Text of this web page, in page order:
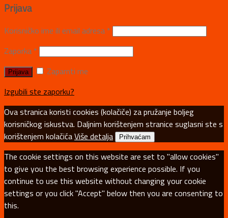
Prijava
Korisničko ime ili email adresa *
Zaporka *
Zapamti me
Izgubili ste zaporku?
Ova stranica koristi cookies (kolačiče) za pružanje boljeg
korisničkog iskustva. Daljnim korištenjem stranice suglasni ste s
korištenjem kolačićaViše detalja Prihvaćam
The cookie settings on this website are set to "allow cookies"
to give you the best browsing experience possible. If you
continue to use this website without changing your cookie
settings or you click "Accept" below then you are consenting to
this.